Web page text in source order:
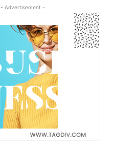
- Advertisement -